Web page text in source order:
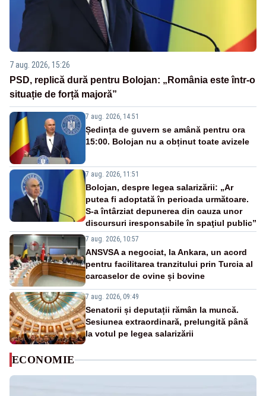
7 aug. 2026, 15:26
PSD, replică dură pentru Bolojan: „România este într-o
situație de forță majoră”
7 aug. 2026, 14:51
Ședința de guvern se amână pentru ora
15:00. Bolojan nu a obținut toate avizele
7 aug. 2026, 11:51
Bolojan, despre legea salarizării: „Ar
putea fi adoptată în perioada următoare.
S-a întârziat depunerea din cauza unor
discursuri iresponsabile în spaţiul public”
7 aug. 2026, 10:57
ANSVSA a negociat, la Ankara, un acord
pentru facilitarea tranzitului prin Turcia al
carcaselor de ovine și bovine
7 aug. 2026, 09:49
Senatorii și deputații rămân la muncă.
Sesiunea extraordinară, prelungită până
la votul pe legea salarizării
ECONOMIE